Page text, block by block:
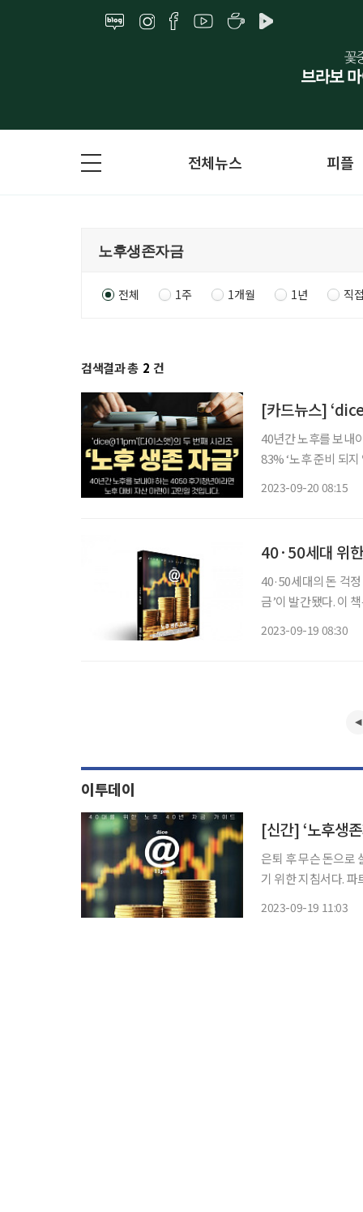
전체뉴스 피플
전체 1주 1개월 1년 직
검색결과 총 2 건
[카드뉴스]
40년간 노후를 보내
83% ‘노후 준비 되
2023-09-20 08:15
40·50세대 위
40·50세대의 돈 걱
금’이 발간됐다. 이 책은 시니어 매거진 ‘브라보 마이 라이프’가 40·50세대를 위해 기획한 콘
2023-09-19 08:30
이투데이
[신간] ‘노후생
은퇴 후 무슨 돈으로
기 위한 지침서다.
2023-09-19 11:03